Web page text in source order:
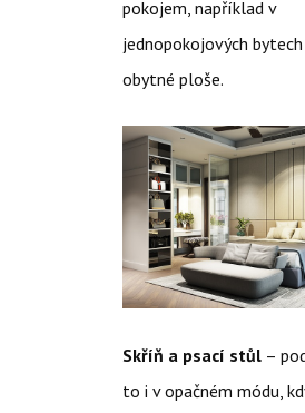
pokojem, například v
jednopokojových
obytné ploše.
Skříň a psací stůl–
to i v opačném módu,